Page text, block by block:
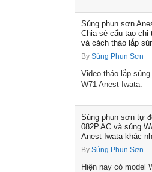
Súng phun sơn
Chia sẻ cấu tạo chi
và cách tháo lắp
By Súng Phun Sơn
Video tháo lắp
W71 Anest Iwata:
Súng phun sơn tự
082P.AC và súng
Anest Iwata khác
By Súng Phun Sơn
Hiện nay có model